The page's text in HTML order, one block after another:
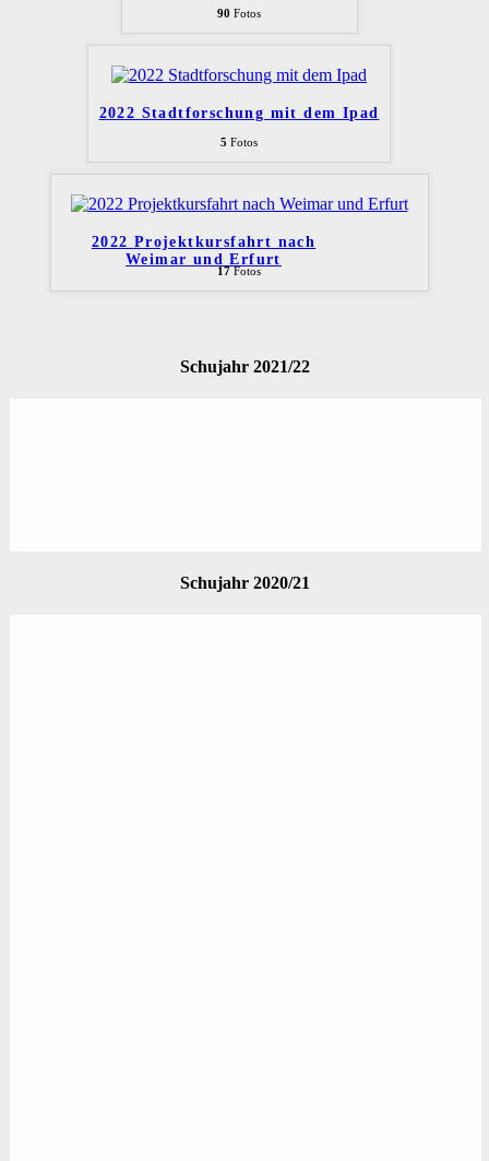
90 Fotos
2022 Stadtforschung mit dem Ipad
5 Fotos
2022 Projektkursfahrt nach
Weimar und Erfurt
17 Fotos
Schujahr 2021/22
Schujahr 2020/21